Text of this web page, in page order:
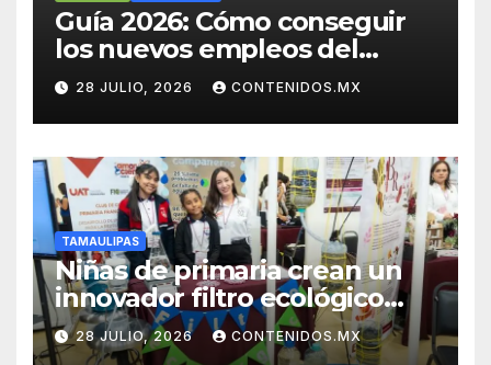
Guía 2026: Cómo conseguir
los nuevos empleos del
Nearshoring en el Noreste
28 JULIO, 2026 CONTENIDOS.MX
TAMAULIPAS
Niñas de primaria crean un
innovador filtro ecológico
con asesoría de la UAT
28 JULIO, 2026 CONTENIDOS.MX